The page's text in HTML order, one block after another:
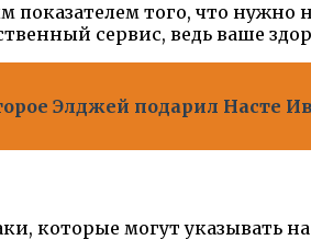
показателем того, что
сервис, ведь ваше
Элджей подарил Насте
которые могут указывать